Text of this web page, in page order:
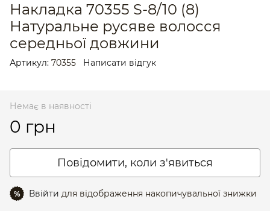
Накладка 70355 S-8/10 (8)
Натуральне русяве волосся
середньої довжини
Артикул: 70355 Написати відгук
Немає в наявності
0 грн
Повідомити, коли з'явиться
% Ввійти для відображення накопичувальної знижки